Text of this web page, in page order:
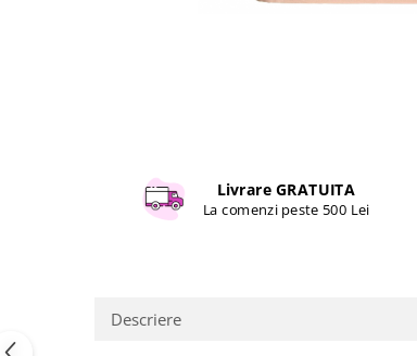
Silicon, spume si solutii tehniceLivrare GRATUITA
La comenzi peste 500 Lei
Descriere